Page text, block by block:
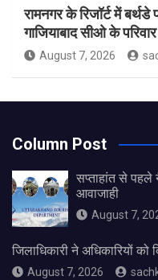
रामनगर के रिजॉर्ट में
गाजियाबाद सीओ के
August 7, 2026
Column Post
सप्ताहांत से पहले
आवाजाही
August 7,
जिलाधिकारी ने अधिकारियों
August 7, 2026